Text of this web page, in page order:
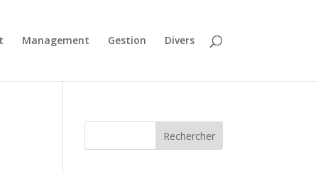
Management Gestion Divers
Rechercher